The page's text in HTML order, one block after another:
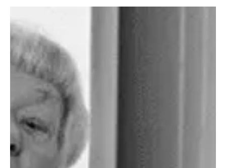
Am Montagabend ist es auf der Hauptstrasse zwischen
beteiligten Fahrzeugen...